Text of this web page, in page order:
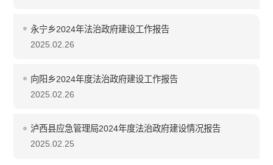
永宁乡2024年法治政府建设工作报告
2025.02.26
向阳乡2024年度法治政府建设工作报告
2025.02.26
泸西县应急管理局2024年度法治政府建设情况报告
2025.02.25